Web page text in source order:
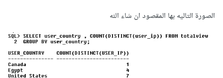
الصورة التاليه بها المقصود ان شاء الله